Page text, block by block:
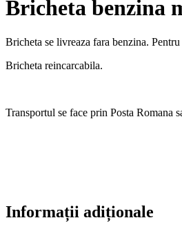
Bricheta benzina
Bricheta se livreaza fara benzina.
Bricheta reincarcabila.
Transportul se face prin Posta Romana
Informații adiționale